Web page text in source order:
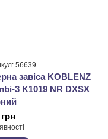
56639
завіса KOBLENZ
3 K1019 NR DXSX